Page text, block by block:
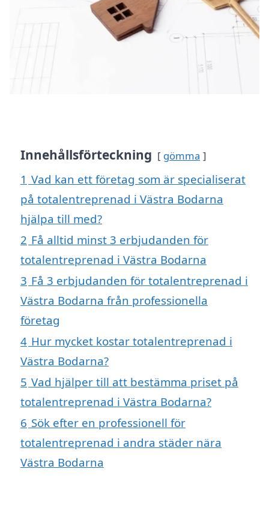
Innehållsförteckning gömma
1 Vad kan ett företag som är specialiserat
på totalentreprenad i Västra Bodarna
hjälpa till med?
2 Få alltid minst 3 erbjudanden för
totalentreprenad i Västra Bodarna
3 Få 3 erbjudanden för totalentreprenad i
Västra Bodarna från professionella
företag
4 Hur mycket kostar totalentreprenad i
Västra Bodarna?
5 Vad hjälper till att bestämma priset på
totalentreprenad i Västra Bodarna?
6 Sök efter en professionell för
totalentreprenad i andra städer nära
Västra Bodarna